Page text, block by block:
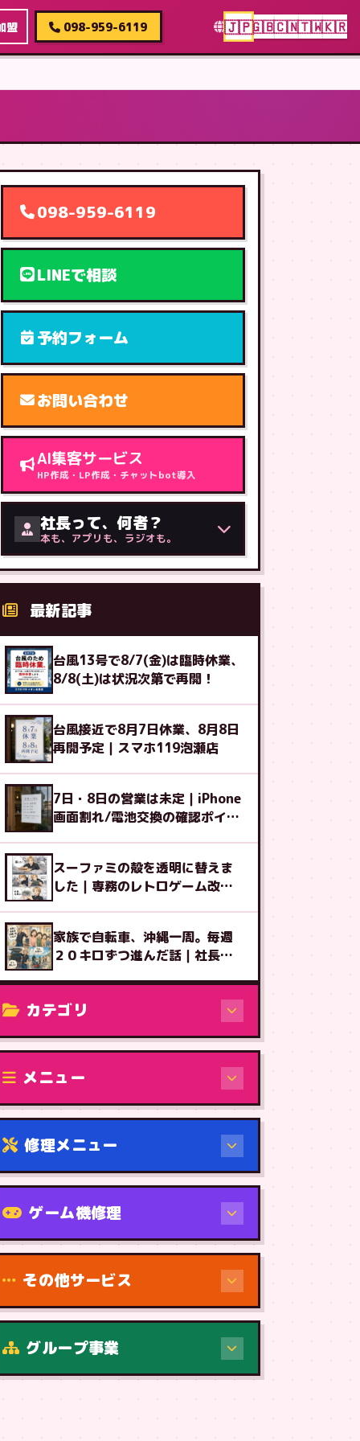
盟 098-959-6119 🇯🇵🇬🇧🇨🇳🇹🇼🇰🇷
098-959-6119
LINEで相談
予約フォーム
お問い合わせ
AI集客サービス
HP作成・LP作成・チャットbot導入
社長って、何者？
本も、アプリも、ラジオも。
最新記事
台風13号で8/7(金)は臨時休業、
8/8(土)は状況次第で再開！
台風接近で8月7日休業、8月8日
再開予定｜スマホ119泡瀬店
7日・8日の営業は未定｜iPhone
画面割れ/電池交換の確認ポイン
スーファミの殻を透明に替えま
した｜専務のレトロゲーム改造
家族で自転車、沖縄一周。毎週
２０キロずつ進んだ話｜社長ブ
カテゴリ
修理（機種から）
メニュー
修理メニュー
機種から
ゲーム機修理
その他サービス
グループ事業